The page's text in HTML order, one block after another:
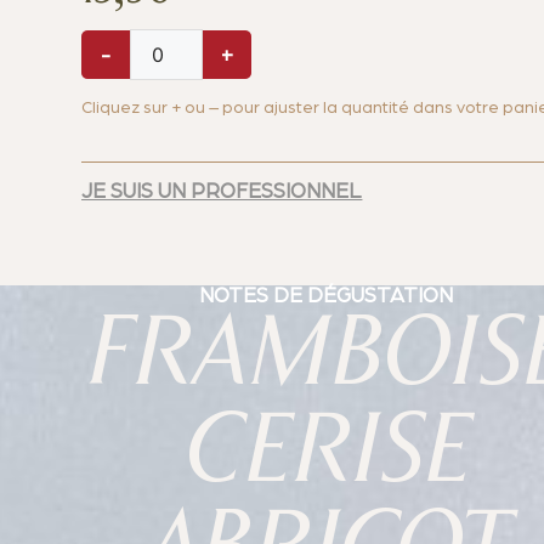
- +
Cliquez sur + ou – pour ajuster la quantité dans votre
JE SUIS UN PROFESSIONNEL
NOTES DE DÉGUSTATION
CERISE